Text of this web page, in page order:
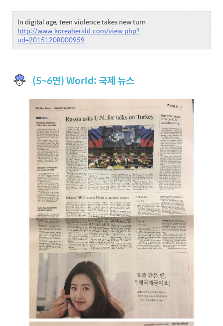
In digital age, teen violence takes new turn
http://www.koreaherald.com/view.php?
ud=20151208000959
(5~6면) World: 국제 뉴스